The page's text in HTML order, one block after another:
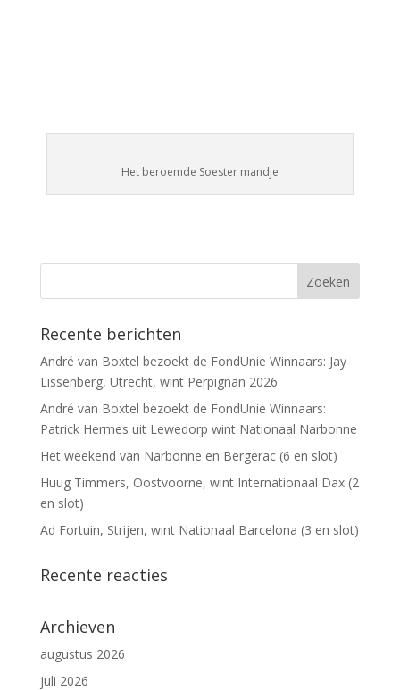
Het beroemde Soester mandje
Recente berichten
André van Boxtel bezoekt de FondUnie Winnaars: Jay
Lissenberg, Utrecht, wint Perpignan 2026
André van Boxtel bezoekt de FondUnie Winnaars:
Patrick Hermes uit Lewedorp wint Nationaal Narbonne
Het weekend van Narbonne en Bergerac (6 en slot)
Huug Timmers, Oostvoorne, wint Internationaal Dax (2
en slot)
Ad Fortuin, Strijen, wint Nationaal Barcelona (3 en slot)
Recente reacties
Archieven
augustus 2026
juli 2026